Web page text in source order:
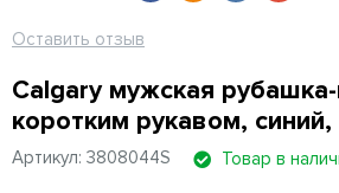
Оставить отзыв
Calgary мужская
коротким рукавом, синий,
Артикул: 3808044S Товар в